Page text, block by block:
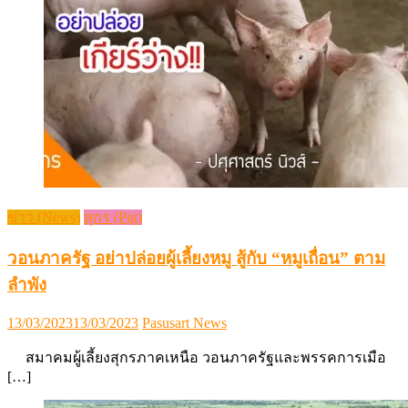
ข่าว (News) สุกร (Pig)
วอนภาครัฐ อย่าปล่อยผู้เลี้ยงหมู สู้กับ “หมูเถื่อน” ตาม
ลำพัง
Posted
13/03/202313/03/2023 Author
Pasusart News
สมาคมผู้เลี้ยงสุกรภาคเหนือ วอนภาครัฐและพรรคการเมือ
[…]